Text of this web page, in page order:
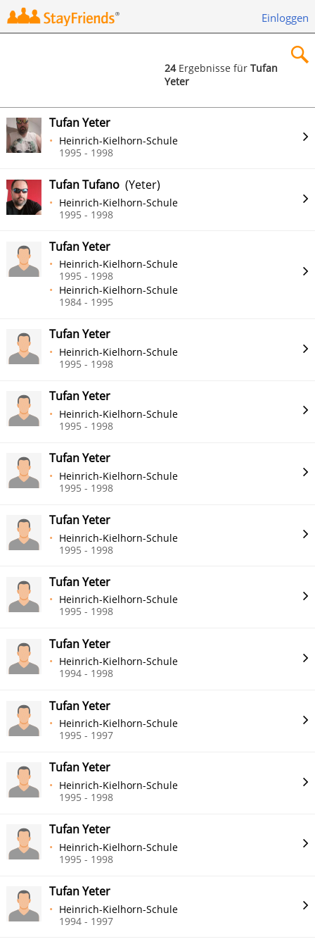
Einloggen
Suchen
24Ergebnisse für Tufan
Yeter
Tufan Yeter
Heinrich-Kielhorn-Schule
1995 - 1998
Tufan Tufano (Yeter)
Heinrich-Kielhorn-Schule
1995 - 1998
Tufan Yeter
Heinrich-Kielhorn-Schule
1995 - 1998
Heinrich-Kielhorn-Schule
1984 - 1995
Tufan Yeter
Heinrich-Kielhorn-Schule
1995 - 1998
Tufan Yeter
Heinrich-Kielhorn-Schule
1995 - 1998
Tufan Yeter
Heinrich-Kielhorn-Schule
1995 - 1998
Tufan Yeter
Heinrich-Kielhorn-Schule
1995 - 1998
Tufan Yeter
Heinrich-Kielhorn-Schule
1995 - 1998
Tufan Yeter
Heinrich-Kielhorn-Schule
1994 - 1998
Tufan Yeter
Heinrich-Kielhorn-Schule
1995 - 1997
Tufan Yeter
Heinrich-Kielhorn-Schule
1995 - 1998
Tufan Yeter
Heinrich-Kielhorn-Schule
1995 - 1998
Tufan Yeter
Heinrich-Kielhorn-Schule
1994 - 1997